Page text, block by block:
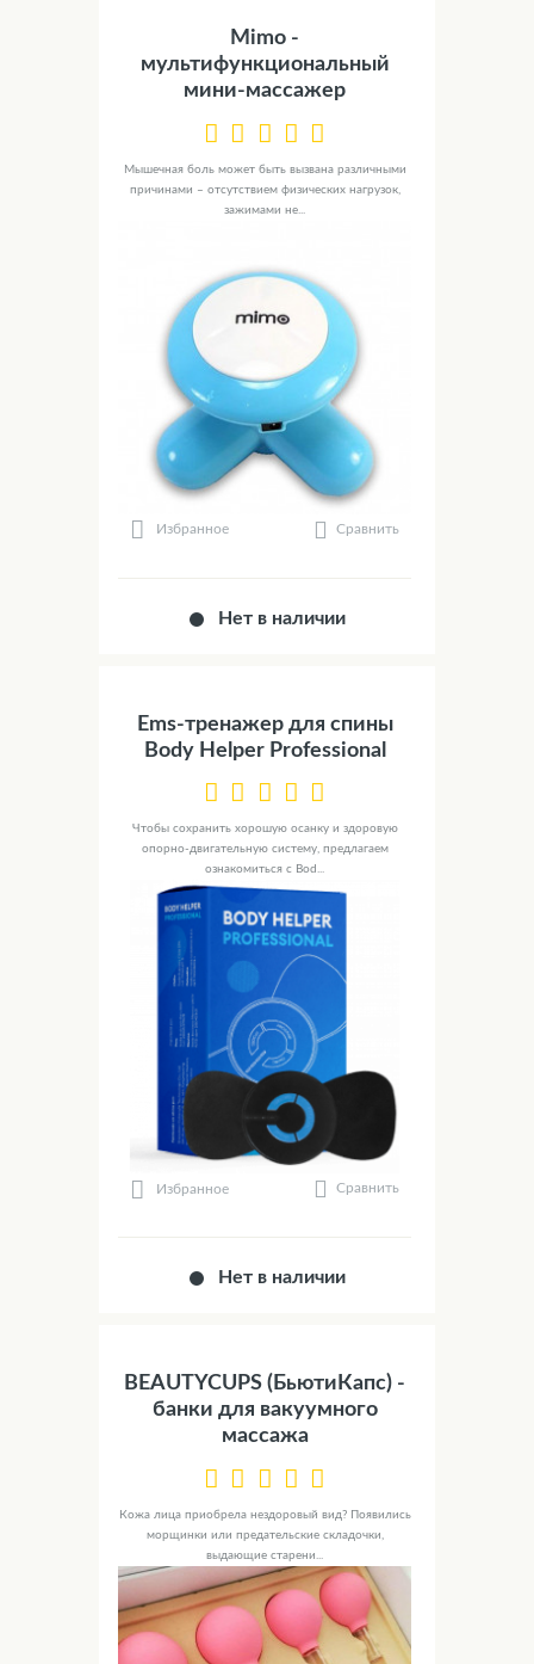
Mimo -
мультифункциональный
мини-массажер
Мышечная боль может быть вызвана различными
причинами – отсутствием физических нагрузок,
зажимами не...
Избранное Сравнить
Нет в наличии
Ems-тренажер для спины
Body Helper Professional
Чтобы сохранить хорошую осанку и здоровую
опорно-двигательную систему, предлагаем
ознакомиться с Bod...
Избранное Сравнить
Нет в наличии
BEAUTYCUPS (БьютиКапс) -
банки для вакуумного
массажа
Кожа лица приобрела нездоровый вид? Появились
морщинки или предательские складочки,
выдающие старени...